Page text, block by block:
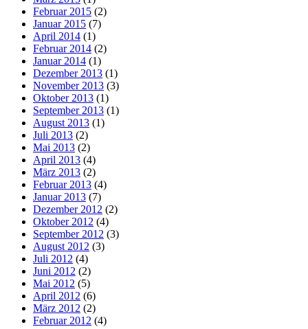
Februar 2015 (2)
Januar 2015 (7)
April 2014 (1)
Februar 2014 (2)
Januar 2014 (1)
Dezember 2013 (1)
November 2013 (3)
Oktober 2013 (1)
September 2013 (1)
August 2013 (1)
Juli 2013 (2)
Mai 2013 (2)
April 2013 (4)
März 2013 (2)
Februar 2013 (4)
Januar 2013 (7)
Dezember 2012 (2)
Oktober 2012 (4)
September 2012 (3)
August 2012 (3)
Juli 2012 (4)
Juni 2012 (2)
Mai 2012 (5)
April 2012 (6)
März 2012 (2)
Februar 2012 (4)